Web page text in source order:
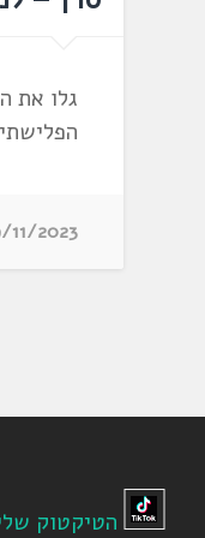
גלו את
הפלישתי
11/2023
הטיקטוק